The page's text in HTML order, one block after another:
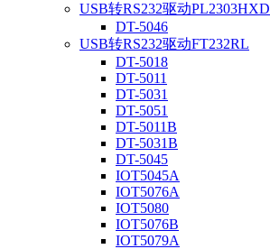
USB转RS232驱动PL2303HXD
DT-5046
USB转RS232驱动FT232RL
DT-5018
DT-5011
DT-5031
DT-5051
DT-5011B
DT-5031B
DT-5045
IOT5045A
IOT5076A
IOT5080
IOT5076B
IOT5079A